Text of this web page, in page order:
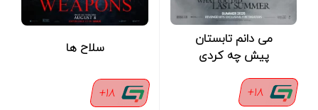
می دانم تابستان
پیش چه کردی
18+
سلاح ها
18+